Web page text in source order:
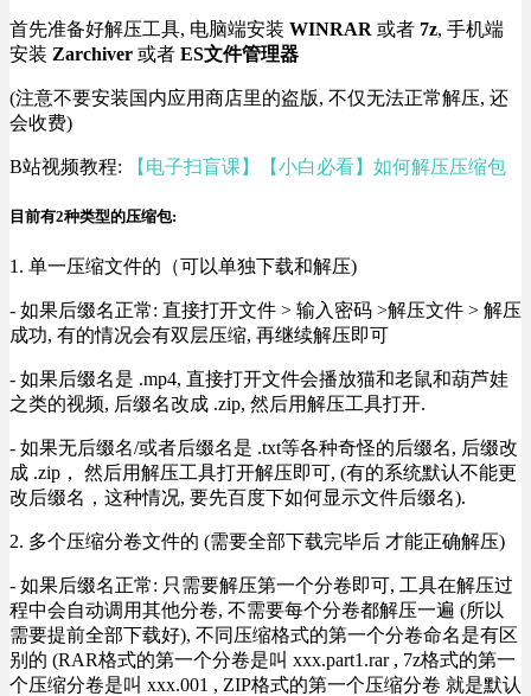
首先准备好解压工具, 电脑端安装 WINRAR 或者 7z, 手机端
安装 Zarchiver 或者 ES文件管理器
(注意不要安装国内应用商店里的盗版, 不仅无法正常解压, 还
会收费)
B站视频教程: 【电子扫盲课】【小白必看】如何解压压缩包
目前有2种类型的压缩包:
1. 单一压缩文件的（可以单独下载和解压)
- 如果后缀名正常: 直接打开文件 > 输入密码 >解压文件 > 解压
成功, 有的情况会有双层压缩, 再继续解压即可
- 如果后缀名是 .mp4, 直接打开文件会播放猫和老鼠和葫芦娃
之类的视频, 后缀名改成 .zip, 然后用解压工具打开.
- 如果无后缀名/或者后缀名是 .txt等各种奇怪的后缀名, 后缀改
成 .zip， 然后用解压工具打开解压即可, (有的系统默认不能更
改后缀名，这种情况, 要先百度下如何显示文件后缀名).
2. 多个压缩分卷文件的 (需要全部下载完毕后 才能正确解压)
- 如果后缀名正常: 只需要解压第一个分卷即可, 工具在解压过
程中会自动调用其他分卷, 不需要每个分卷都解压一遍 (所以
需要提前全部下载好), 不同压缩格式的第一个分卷命名是有区
别的 (RAR格式的第一个分卷是叫 xxx.part1.rar , 7z格式的第一
个压缩分卷是叫 xxx.001 , ZIP格式的第一个压缩分卷 就是默认